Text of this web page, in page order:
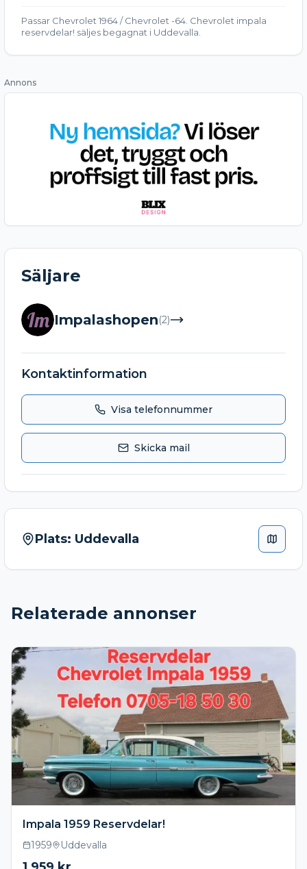
Passar Chevrolet 1964 / Chevrolet -64. Chevrolet impala
reservdelar! säljes begagnat i Uddevalla.
Annons
Säljare
Im Impalashopen(2)
Kontaktinformation
Visa telefonnummer
Skicka mail
Plats: Uddevalla
Relaterade annonser
Impala 1959 Reservdelar!
1959 Uddevalla